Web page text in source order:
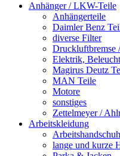
Anhänger / LKW-Teile
Anhängerteile
Daimler Benz
diverse Filter
Druckluftbremse
Elektrik,
Magirus Deutz
MAN Teile
Motore
sonstiges
Zettelmeyer /
Arbeitskleidung
lange und kurze